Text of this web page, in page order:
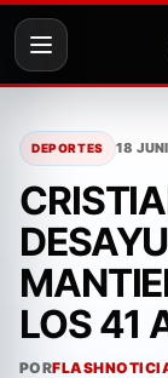
contenido
DEPORTES 18
LOS 41
POR